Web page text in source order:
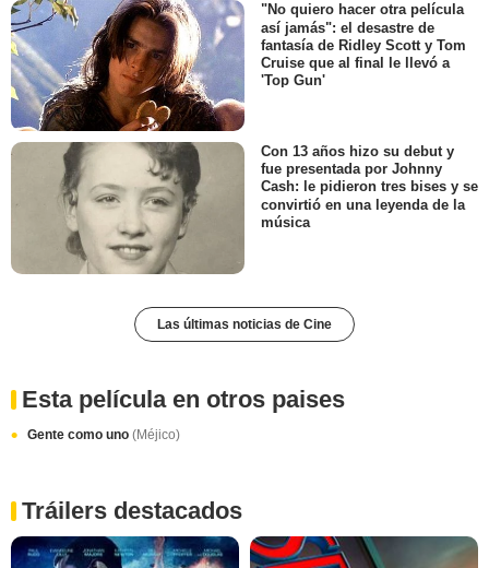
"No quiero hacer otra película
así jamás": el desastre de
fantasía de Ridley Scott y Tom
Cruise que al final le llevó a
'Top Gun'
Con 13 años hizo su debut y
fue presentada por Johnny
Cash: le pidieron tres bises y se
convirtió en una leyenda de la
música
Las últimas noticias de Cine
Esta película en otros paises
Gente como uno (Méjico)
Tráilers destacados